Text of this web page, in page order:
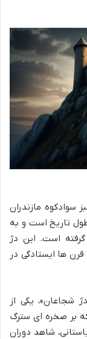
سوادکوه مازندران
تاریخ است و به
است. این دژ
ها ایستادگی در
شجاعان»، یکی از
بر صخره ای سترگ
شاهد دوران